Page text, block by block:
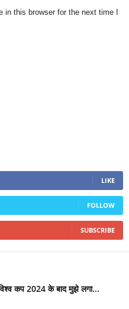
this browser for the next time I
LIKE
FOLLOW
SUBSCRIBE
कप 2024 के बाद मुझे लगा...